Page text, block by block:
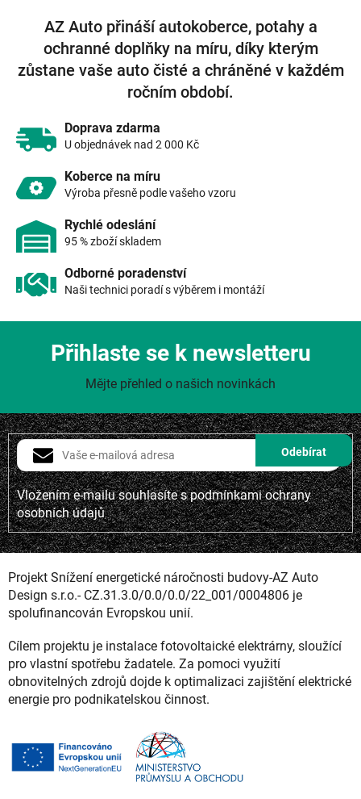
á
d
a
c
í
p
k
ý
AZ Auto přináší autokoberce, potahy a
ochranné doplňky na míru, díky kterým
zůstane vaše auto čisté a chráněné v každém
ročním období.
Doprava zdarma
U objednávek nad 2 000 Kč
Koberce na míru
Výroba přesně podle vašeho vzoru
Rychlé odeslání
95 % zboží skladem
Odborné poradenství
Naši technici poradí s výběrem i montáží
Vložením e-mailu souhlasíte spodmínkami ochrany
osobních údajů
Přihlaste se k newsletteru
Mějte přehled o našich novinkách
Projekt Snížení energetické náročnosti budovy-AZ Auto
Design s.r.o.- CZ.31.3.0/0.0/0.0/22_001/0004806 je
spolufinancován Evropskou unií.
Cílem projektu je instalace fotovoltaické elektrárny, sloužící
pro vlastní spotřebu žadatele. Za pomoci využití
obnovitelných zdrojů dojde k optimalizaci zajištění elektrické
energie pro podnikatelskou činnost.